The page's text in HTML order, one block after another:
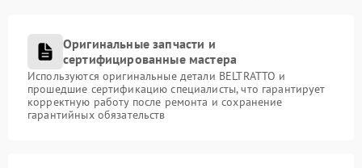
Оригинальные запчасти и
сертифицированные мастера
Используются оригинальные детали BELTRATTO и
прошедшие сертификацию специалисты, что гарантирует
корректную работу после ремонта и сохранение
гарантийных обязательств